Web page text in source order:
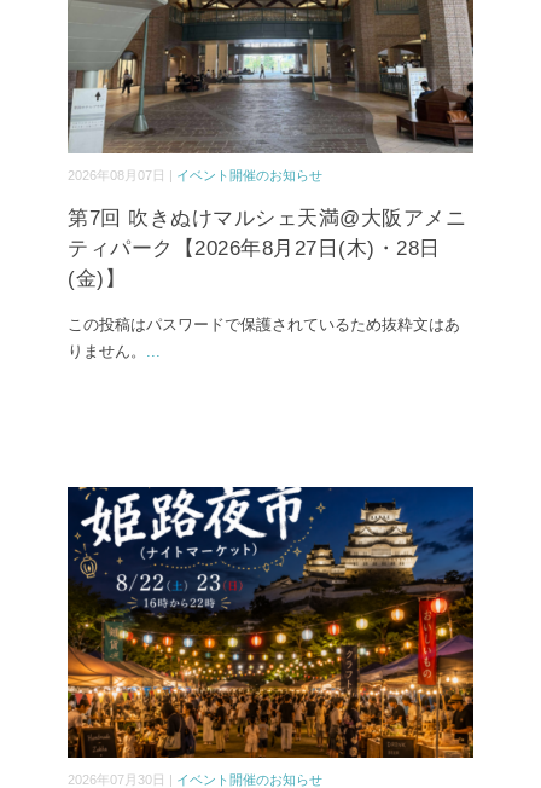
2026年08月07日 | イベント開催のお知らせ
第7回 吹きぬけマルシェ天満@大阪アメニ
ティパーク【2026年8月27日(木)・28日
(金)】
この投稿はパスワードで保護されているため抜粋文はあ
りません。
2026年07月30日 | イベント開催のお知らせ